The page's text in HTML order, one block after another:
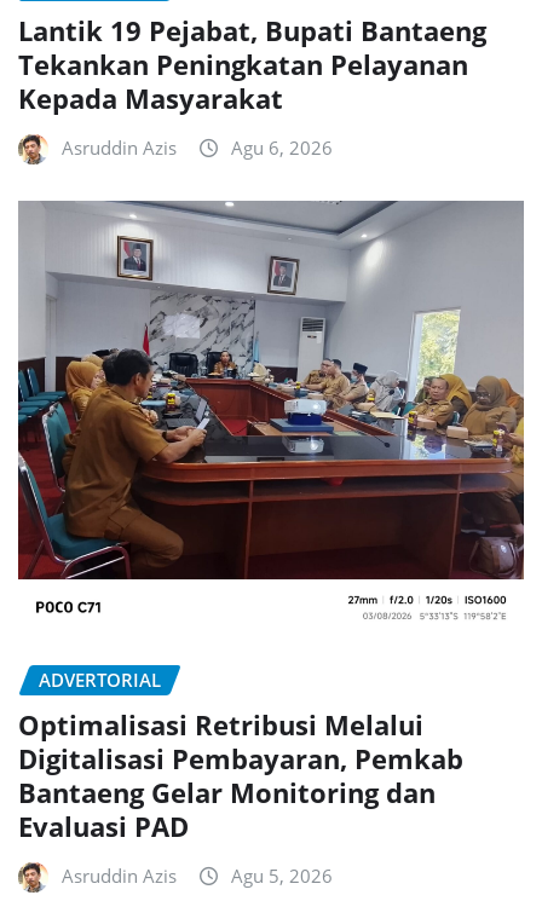
Lantik 19 Pejabat, Bupati Bantaeng
Tekankan Peningkatan Pelayanan
Kepada Masyarakat
Asruddin Azis Agu 6, 2026
ADVERTORIAL
Optimalisasi Retribusi Melalui
Digitalisasi Pembayaran, Pemkab
Bantaeng Gelar Monitoring dan
Evaluasi PAD
Asruddin Azis Agu 5, 2026